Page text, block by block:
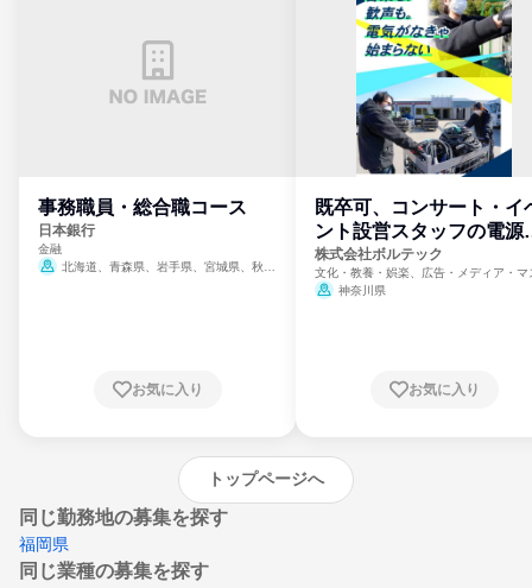
事務職員・総合職コース
日本銀行
金融
北海道、青森県、岩手県、宮城県、秋田
崎県、熊本県、大分県、宮崎県、鹿児島県、
お気に入り
既卒可、コンサート・イ
ント設営スタッフの電源
門
株式会社ボルテック
文化・教養・娯楽、広告・メディア・マ
ミ、電力・ガス・水道・エネルギー
神奈川県
お気に入り
トップページへ
同じ勤務地の募集を探す
福岡県
同じ業種の募集を探す